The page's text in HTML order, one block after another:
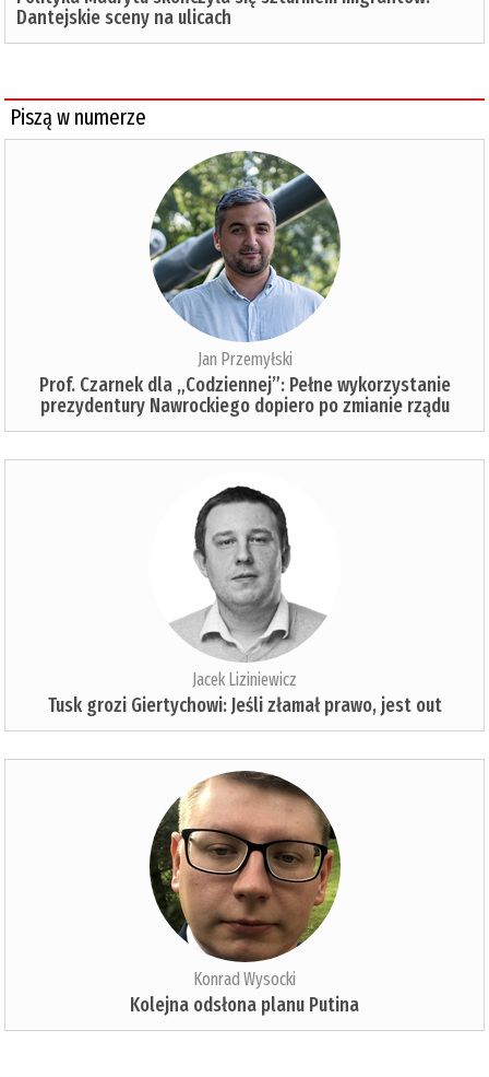
Dantejskie sceny na ulicach
Piszą w numerze
Jan Przemyłski
Prof. Czarnek dla „Codziennej”: Pełne wykorzystanie
prezydentury Nawrockiego dopiero po zmianie rządu
Jacek Liziniewicz
Tusk grozi Giertychowi: Jeśli złamał prawo, jest out
Konrad Wysocki
Kolejna odsłona planu Putina